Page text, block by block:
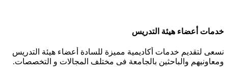
خدمات أعضاء هيئة التدريس
نسعى لتقديم خدمات أكاديمية مميزة للسادة أعضاء هيئة التدريس
ومعاونيهم والباحثين بالجامعة فى مختلف المجالات و التخصصات.